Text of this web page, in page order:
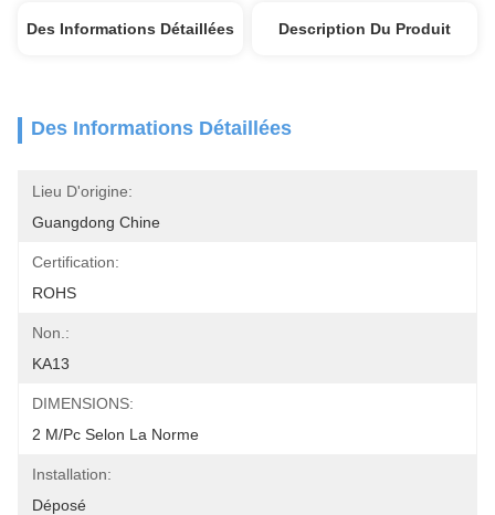
Des Informations Détaillées Description Du Produit
Des Informations Détaillées
Lieu D'origine:
Guangdong Chine
Certification:
ROHS
Non.:
KA13
DIMENSIONS:
2 M/pc Selon La Norme
Installation:
Déposé